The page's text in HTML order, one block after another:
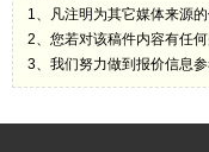
1、凡注明为其它媒体来源
2、您若对该稿件内容有任
3、我们努力做到报价信息